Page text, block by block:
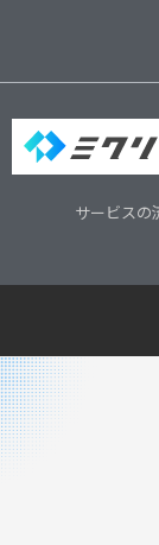
サービスの